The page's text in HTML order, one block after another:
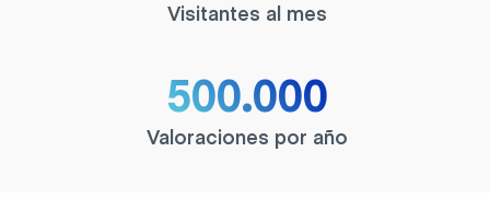
Visitantes al mes
500.000
Valoraciones por año